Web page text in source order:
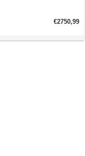
€2750,99